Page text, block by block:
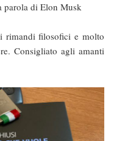
parola di Elon Musk
rimandi filosofici e molto
Consigliato agli amanti